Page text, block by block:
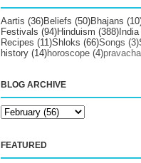
Aartis (36)Beliefs (50)Bhajans
Festivals (94)Hinduism (388)India
Recipes (11)Shloks (66)Songs (3)
history (14)horoscope (4)
BLOG ARCHIVE
FEATURED